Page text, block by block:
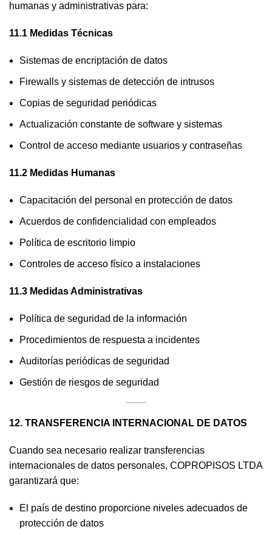
humanas y administrativas para:
11.1 Medidas Técnicas
Sistemas de encriptación de datos
Firewalls y sistemas de detección de intrusos
Copias de seguridad periódicas
Actualización constante de software y sistemas
Control de acceso mediante usuarios y contraseñas
11.2 Medidas Humanas
Capacitación del personal en protección de datos
Acuerdos de confidencialidad con empleados
Política de escritorio limpio
Controles de acceso físico a instalaciones
11.3 Medidas Administrativas
Política de seguridad de la información
Procedimientos de respuesta a incidentes
Auditorías periódicas de seguridad
Gestión de riesgos de seguridad
12. TRANSFERENCIA INTERNACIONAL DE DATOS
Cuando sea necesario realizar transferencias
internacionales de datos personales, COPROPISOS LTDA
garantizará que:
El país de destino proporcione niveles adecuados de
protección de datos